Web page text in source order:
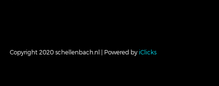
Copyright 2020 schellenbach.nl | Powered by iClicks